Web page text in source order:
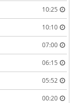
10:25
10:10
07:00
06:15
05:52
00:20